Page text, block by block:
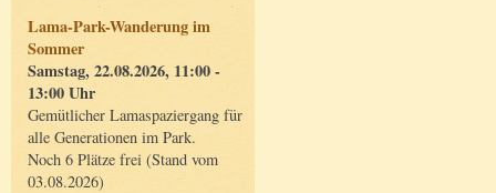
Lama-Park-Wanderung im
Sommer
Samstag, 22.08.2026, 11:00 -
13:00 Uhr
Gemütlicher Lamaspaziergang für
alle Generationen im Park.
Noch 6 Plätze frei (Stand vom
03.08.2026)